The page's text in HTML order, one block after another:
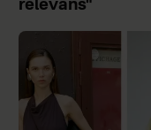
relevans"